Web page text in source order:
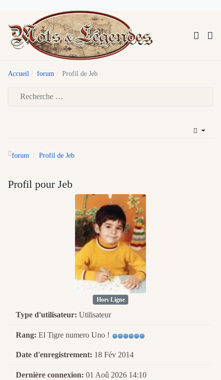
Accueil forum Profil de Jeb
forum Profil de Jeb
Profil pour Jeb
Hors Ligne
Type d'utilisateur: Utilisateur
Rang: El Tigre numero Uno !
Date d'enregistrement: 18 Fév 2014
Dernière connexion: 01 Aoû 2026 14:10